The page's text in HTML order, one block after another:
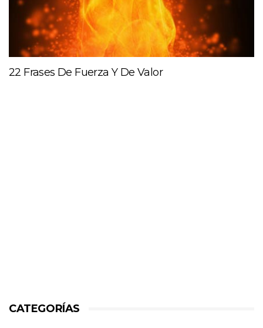
22 Frases De Fuerza Y De Valor
CATEGORÍAS